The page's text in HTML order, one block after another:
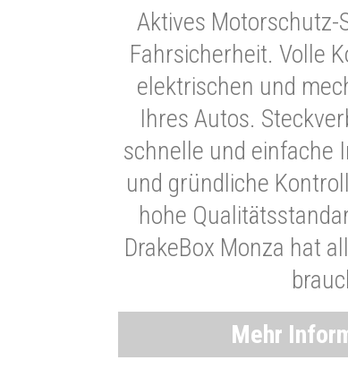
Aktives
Fahrsicherheit. Volle
elektrischen und
Ihres Autos.
schnelle und einfache
und gründliche
hohe
DrakeBox Monza hat
Mehr